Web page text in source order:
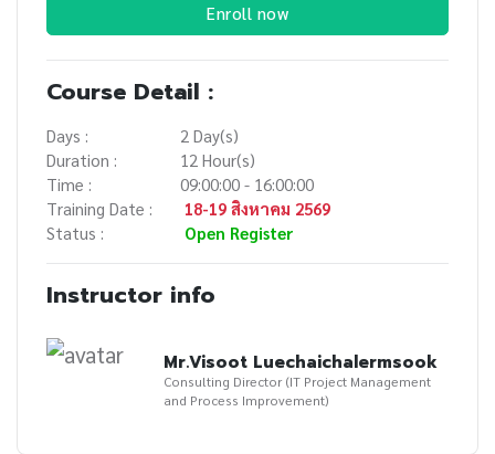
Enroll now
Course Detail :
Days :
2 Day(s)
Duration :
12 Hour(s)
Time :
09:00:00 - 16:00:00
Training Date :
18-19 สิงหาคม 2569
Status :
Open Register
Instructor info
Mr.Visoot Luechaichalermsook
Consulting Director (IT Project Management
and Process Improvement)